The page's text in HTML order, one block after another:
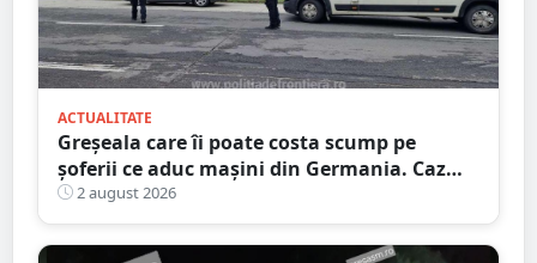
ACTUALITATE
Greșeala care îi poate costa scump pe
șoferii ce aduc mașini din Germania. Caz
descoperit în Satu Mare
2 august 2026